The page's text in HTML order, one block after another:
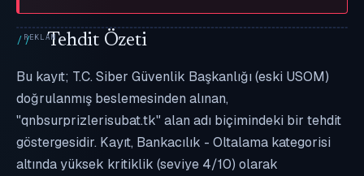
Tehdit Özeti
Bu kayıt; T.C. Siber Güvenlik Başkanlığı (eski USOM)
doğrulanmış beslemesinden alınan,
"qnbsurprizlerisubat.tk" alan adı biçimindeki bir tehdit
göstergesidir. Kayıt, Bankacılık - Oltalama kategorisi
altında yüksek kritiklik (seviye 4/10) olarak